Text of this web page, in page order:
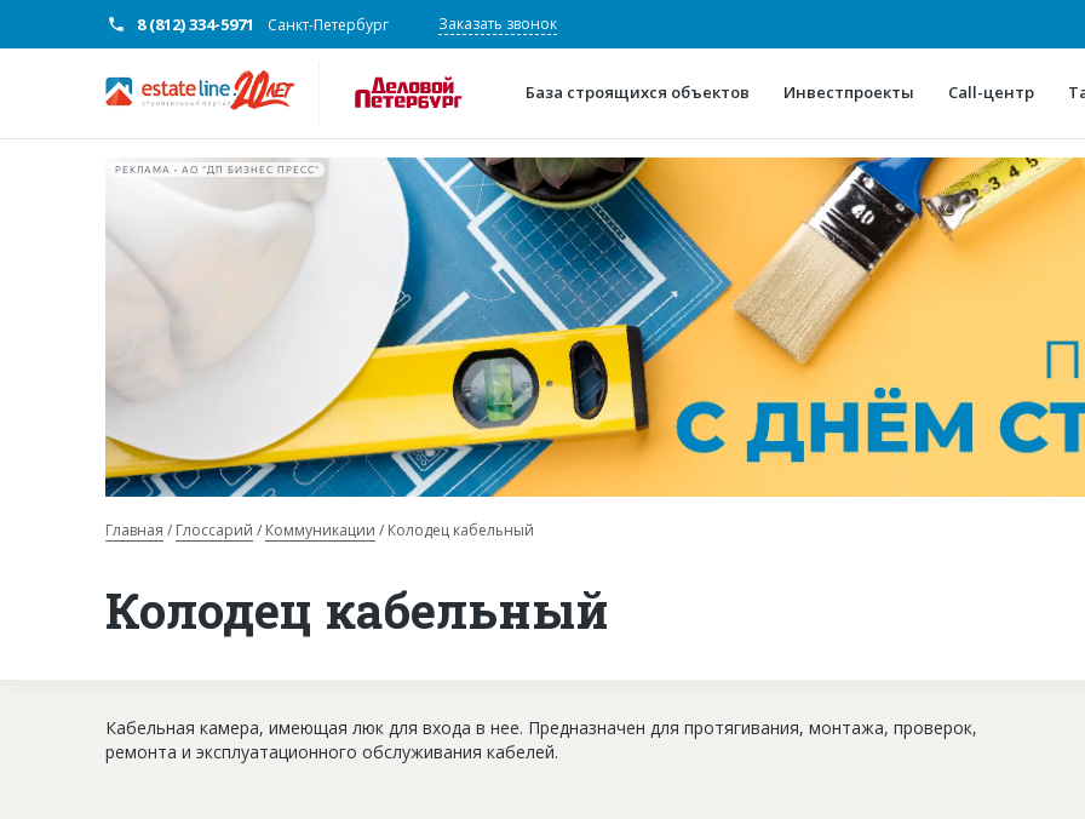
8 (812) 334-5971 Санкт-Петербург Заказать звонок
База строящихся объектов Инвестпроекты Call-центр
О проекте
Конкурентные
Горячие
Глоссарий
РЕКЛАМА • АО "ДП БИЗНЕС ПРЕСС"
Главная Глоссарий Коммуникации Колодец кабельный
Колодец кабельный
Кабельная камера, имеющая люк для входа в нее. Предназначен для протягивания, монтажа, проверок,
ремонта и эксплуатационного обслуживания кабелей.